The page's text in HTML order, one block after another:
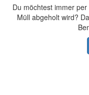
Du möchtest immer
Müll abgeholt wird?